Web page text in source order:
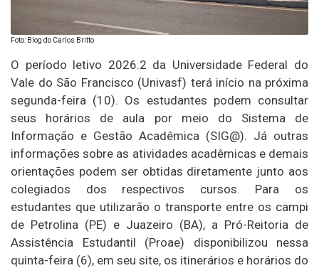
Foto: Blog do Carlos Britto
O período letivo 2026.2 da Universidade Federal do
Vale do São Francisco (Univasf) terá início na próxima
segunda-feira (10). Os estudantes podem consultar
seus horários de aula por meio do Sistema de
Informação e Gestão Acadêmica (SIG@). Já outras
informações sobre as atividades acadêmicas e demais
orientações podem ser obtidas diretamente junto aos
colegiados dos respectivos cursos. Para os
estudantes que utilizarão o transporte entre os campi
de Petrolina (PE) e Juazeiro (BA), a Pró-Reitoria de
Assistência Estudantil (Proae) disponibilizou nessa
quinta-feira (6), em seu site, os itinerários e horários do